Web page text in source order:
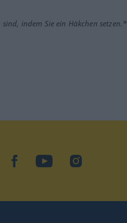
indem Sie ein Häkchen setzen.*
facebookYouTubeInstagram